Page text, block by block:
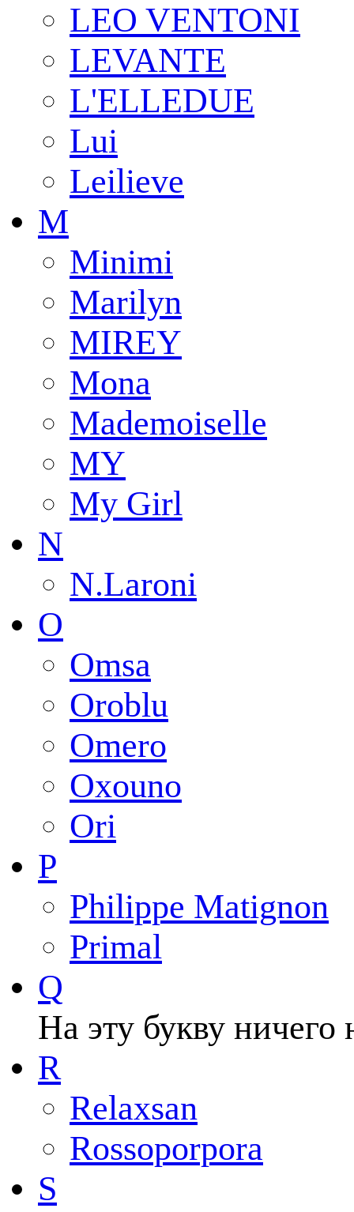
LEO VENTONI
LEVANTE
L'ELLEDUE
Lui
Leilieve
M
Minimi
Marilyn
MIREY
Mona
Mademoiselle
MY
My Girl
N
N.Laroni
O
Omsa
Oroblu
Omero
Oxouno
Ori
P
Philippe Matignon
Primal
Q
На эту букву ничего
R
Relaxsan
Rossoporpora
S